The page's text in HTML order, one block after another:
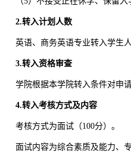
2.转入计划人数
英语、商务英语专业转入学生
3.转入资格审查
学院根据本学院转入条件对申
4.转入考核方式及内容
考核方式为面试（100分）。
面试内容为综合素质及能力、